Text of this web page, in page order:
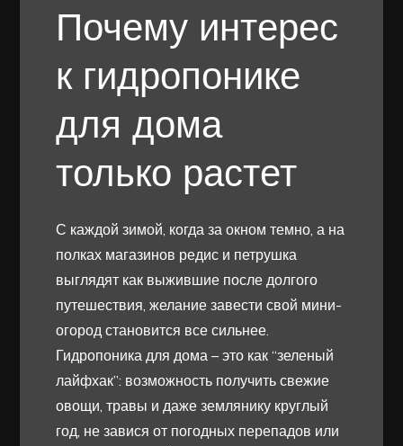
Почему интерес
к гидропонике
для дома
только растет
С каждой зимой, когда за окном темно, а на
полках магазинов редис и петрушка
выглядят как выжившие после долгого
путешествия, желание завести свой мини-
огород становится все сильнее.
Гидропоника для дома – это как “зеленый
лайфхак”: возможность получить свежие
овощи, травы и даже землянику круглый
год, не завися от погодных перепадов или